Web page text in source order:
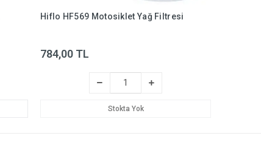
Hiflo HF569 Motosiklet Yağ Filtresi
784,00 TL
Stokta Yok